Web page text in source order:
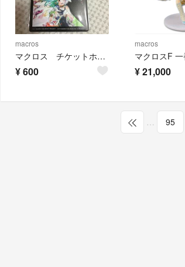
macros
マクロス チケットホルダー
¥600
macros
¥21,000
… 95